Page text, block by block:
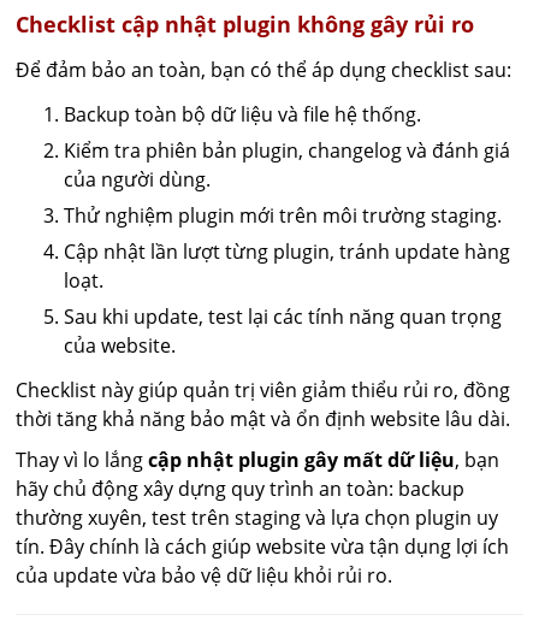
Checklist cập nhật plugin không gây rủi ro
Để đảm bảo an toàn, bạn có thể áp dụng checklist sau:
Backup toàn bộ dữ liệu và file hệ thống.
Kiểm tra phiên bản plugin, changelog và đánh giá
của người dùng.
Thử nghiệm plugin mới trên môi trường staging.
Cập nhật lần lượt từng plugin, tránh update hàng
loạt.
Sau khi update, test lại các tính năng quan trọng
của website.
Checklist này giúp quản trị viên giảm thiểu rủi ro, đồng
thời tăng khả năng bảo mật và ổn định website lâu dài.
Thay vì lo lắngcập nhật plugin gây mất dữ liệu, bạn
hãy chủ động xây dựng quy trình an toàn: backup
thường xuyên, test trên staging và lựa chọn plugin uy
tín. Đây chính là cách giúp website vừa tận dụng lợi ích
của update vừa bảo vệ dữ liệu khỏi rủi ro.